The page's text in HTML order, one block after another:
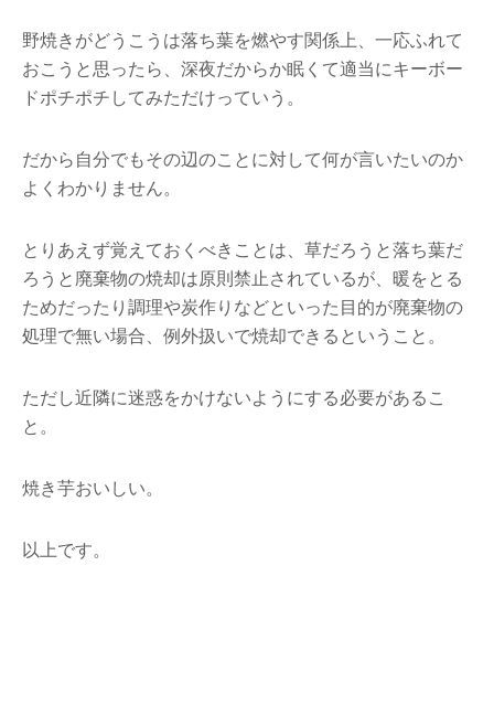
野焼きがどうこうは落ち葉を燃やす関係上、一応ふれて
おこうと思ったら、深夜だからか眠くて適当にキーボー
ドポチポチしてみただけっていう。
だから自分でもその辺のことに対して何が言いたいのか
よくわかりません。
とりあえず覚えておくべきことは、草だろうと落ち葉だ
ろうと廃棄物の焼却は原則禁止されているが、暖をとる
ためだったり調理や炭作りなどといった目的が廃棄物の
処理で無い場合、例外扱いで焼却できるということ。
ただし近隣に迷惑をかけないようにする必要があるこ
と。
焼き芋おいしい。
以上です。